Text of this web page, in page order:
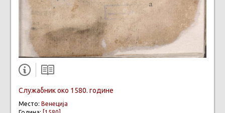
Служабник око 1580. године
Место: Венеција